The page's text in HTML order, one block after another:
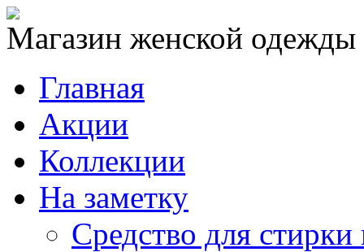
Магазин женской одежды
Главная
Акции
Коллекции
На заметку
Средство для стирки